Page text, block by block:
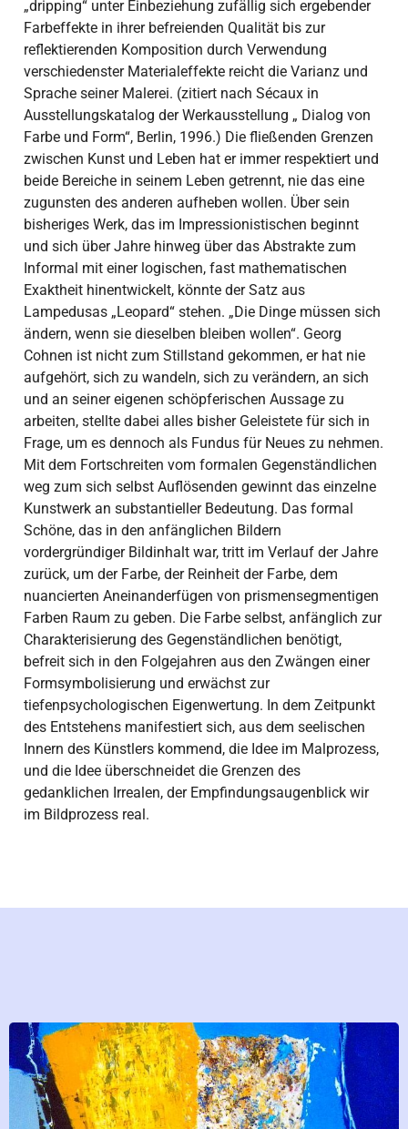
„dripping“ unter Einbeziehung zufällig sich ergebender
Farbeffekte in ihrer befreienden Qualität bis zur
reflektierenden Komposition durch Verwendung
verschiedenster Materialeffekte reicht die Varianz und
Sprache seiner Malerei. (zitiert nach Sécaux in
Ausstellungskatalog der Werkausstellung „ Dialog von
Farbe und Form“, Berlin, 1996.) Die fließenden Grenzen
zwischen Kunst und Leben hat er immer respektiert und
beide Bereiche in seinem Leben getrennt, nie das eine
zugunsten des anderen aufheben wollen. Über sein
bisheriges Werk, das im Impressionistischen beginnt
und sich über Jahre hinweg über das Abstrakte zum
Informal mit einer logischen, fast mathematischen
Exaktheit hinentwickelt, könnte der Satz aus
Lampedusas „Leopard“ stehen. „Die Dinge müssen sich
ändern, wenn sie dieselben bleiben wollen“. Georg
Cohnen ist nicht zum Stillstand gekommen, er hat nie
aufgehört, sich zu wandeln, sich zu verändern, an sich
und an seiner eigenen schöpferischen Aussage zu
arbeiten, stellte dabei alles bisher Geleistete für sich in
Frage, um es dennoch als Fundus für Neues zu nehmen.
Mit dem Fortschreiten vom formalen Gegenständlichen
weg zum sich selbst Auflösenden gewinnt das einzelne
Kunstwerk an substantieller Bedeutung. Das formal
Schöne, das in den anfänglichen Bildern
vordergründiger Bildinhalt war, tritt im Verlauf der Jahre
zurück, um der Farbe, der Reinheit der Farbe, dem
nuancierten Aneinanderfügen von prismensegmentigen
Farben Raum zu geben. Die Farbe selbst, anfänglich zur
Charakterisierung des Gegenständlichen benötigt,
befreit sich in den Folgejahren aus den Zwängen einer
Formsymbolisierung und erwächst zur
tiefenpsychologischen Eigenwertung. In dem Zeitpunkt
des Entstehens manifestiert sich, aus dem seelischen
Innern des Künstlers kommend, die Idee im Malprozess,
und die Idee überschneidet die Grenzen des
gedanklichen Irrealen, der Empfindungsaugenblick wir
im Bildprozess real.